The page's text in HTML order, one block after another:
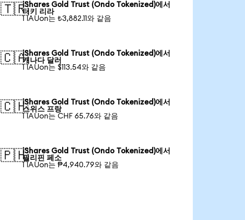
🇹🇷iShares Gold Trust (Ondo Tokenized)에서
터키 리라
1 IAUon는 ₺3,882.11와 같음
🇨🇦iShares Gold Trust (Ondo Tokenized)에서
캐나다 달러
1 IAUon는 $113.54와 같음
🇨🇭iShares Gold Trust (Ondo Tokenized)에서
스위스 프랑
1 IAUon는 CHF 65.76와 같음
🇵🇭iShares Gold Trust (Ondo Tokenized)에서
필리핀 페소
1 IAUon는 ₱4,940.79와 같음